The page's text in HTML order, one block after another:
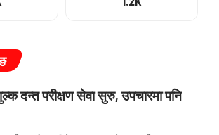
दन्त परीक्षण सेवा सुरु, उपचारमा पनि